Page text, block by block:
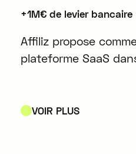
+1M€ de levier bancaire
Affiliz propose
plateforme SaaS
simplifier et optimiser
VOIR PLUS